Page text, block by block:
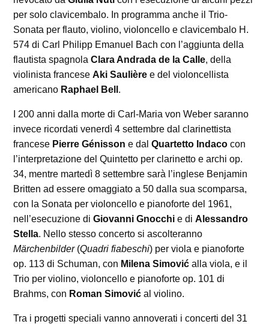
per solo clavicembalo. In programma anche il Trio-
Sonata per flauto, violino, violoncello e clavicembalo H.
574 di Carl Philipp Emanuel Bach con l’aggiunta della
flautista spagnolaClara Andrada de la Calle, della
violinista franceseAki Saulière e del violoncellista
americano Raphael Bell .
I 200 anni dalla morte di Carl-Maria von Weber saranno
invece ricordati venerdì 4 settembre dal clarinettista
francese Pierre Génisson e dalQuartetto Indacocon
l’interpretazione del Quintetto per clarinetto e archi op.
34, mentre martedì 8 settembre sarà l’inglese Benjamin
Britten ad essere omaggiato a 50 dalla sua scomparsa,
con la Sonata per violoncello e pianoforte del 1961,
nell’esecuzione diGiovanni Gnocchi e diAlessandro
Stella. Nello stesso concerto si ascolteranno
Märchenbilder(Quadri fiabeschi) per viola e pianoforte
op. 113 di Schuman, con Milena Simović alla viola, e il
Trio per violino, violoncello e pianoforte op. 101 di
Brahms, con Roman Simović al violino.
Tra i progetti speciali vanno annoverati i concerti del 31